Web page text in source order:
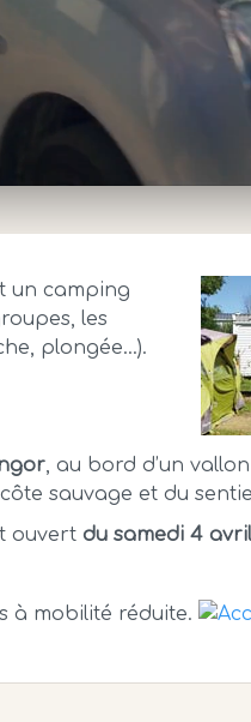
un camping
les
plongée…).
, au bord d’un
sauvage et du
ouvertdu samedi 4
à mobilité réduite.